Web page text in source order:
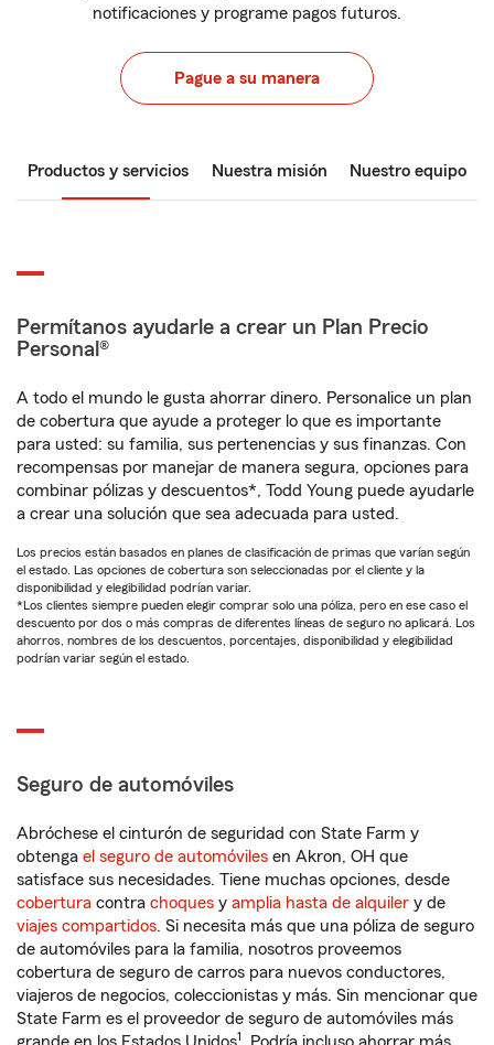
notificaciones y programe pagos futuros.
Pague a su manera
Productos y servicios Nuestra misión Nuestro equipo
Permítanos ayudarle a crear un Plan Precio
Personal®
A todo el mundo le gusta ahorrar dinero. Personalice un plan
de cobertura que ayude a proteger lo que es importante
para usted: su familia, sus pertenencias y sus finanzas. Con
recompensas por manejar de manera segura, opciones para
combinar pólizas y descuentos*, Todd Young puede ayudarle
a crear una solución que sea adecuada para usted.
Los precios están basados en planes de clasificación de primas que varían según
el estado. Las opciones de cobertura son seleccionadas por el cliente y la
disponibilidad y elegibilidad podrían variar.
*Los clientes siempre pueden elegir comprar solo una póliza, pero en ese caso el
descuento por dos o más compras de diferentes líneas de seguro no aplicará. Los
ahorros, nombres de los descuentos, porcentajes, disponibilidad y elegibilidad
podrían variar según el estado.
Seguro de automóviles
Abróchese el cinturón de seguridad con State Farm y
obtenga el seguro de automóviles en Akron, OH que
satisface sus necesidades. Tiene muchas opciones, desde
cobertura contra choques y amplia hasta de alquiler y de
viajes compartidos. Si necesita más que una póliza de seguro
de automóviles para la familia, nosotros proveemos
cobertura de seguro de carros para nuevos conductores,
viajeros de negocios, coleccionistas y más. Sin mencionar que
State Farm es el proveedor de seguro de automóviles más
1